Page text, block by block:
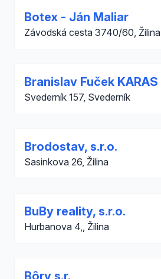
Botex - Ján Maliar
Závodská cesta 3740/60, Žilina
Branislav Fuček KARAS
Svederník 157, Svederník
Brodostav, s.r.o.
Sasinkova 26, Žilina
BuBy reality, s.r.o.
Hurbanova 4,, Žilina
Bôry s.r.